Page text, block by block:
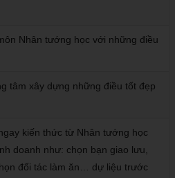
Nhân tướng học với những điều
tâm xây dựng những điều tốt đẹp
kiến thức từ Nhân tướng học
doanh như: chọn bạn giao lưu,
đối tác làm ăn… dự liệu trước